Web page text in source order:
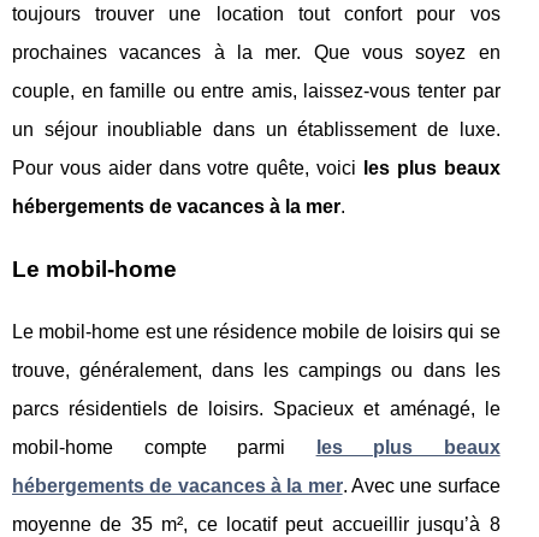
toujours trouver une location tout confort pour vos
prochaines vacances à la mer. Que vous soyez en
couple, en famille ou entre amis, laissez-vous tenter par
un séjour inoubliable dans un établissement de luxe.
Pour vous aider dans votre quête, voici
les plus beaux
hébergements de vacances à la mer.
Le mobil-home
Le mobil-home est une résidence mobile de loisirs qui se
trouve, généralement, dans les campings ou dans les
parcs résidentiels de loisirs. Spacieux et aménagé, le
mobil-home compte parmi
les plus beaux
hébergements de vacances à la mer. Avec une surface
moyenne de 35 m², ce locatif peut accueillir jusqu’à 8